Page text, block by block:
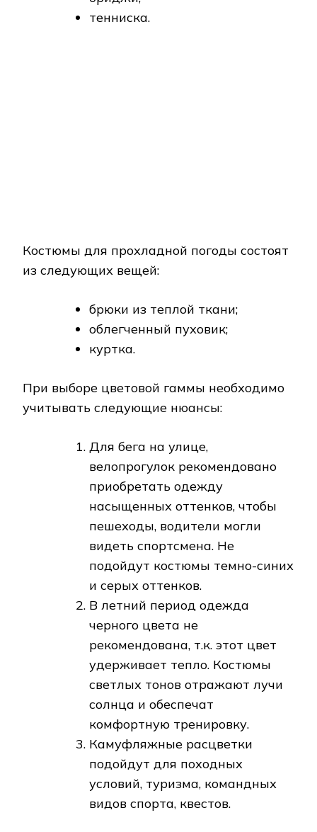
брюки из теплой ткани;
видеть спортсмена. Не
подойдут костюмы темно-синих
В летний период одежда
черного цвета не
рекомендована, т.к. этот цвет
светлых тонов отражают лучи
солнца и обеспечат
Камуфляжные расцветки
подойдут для походных
условий, туризма, командных
видов спорта, квестов.
Лучшие бренды
Лучшие спортивные костюмы для мужчин
изготавливают следующие
производители:
Dolce Gabbana;
Lacoste;
Nike;
Armani;